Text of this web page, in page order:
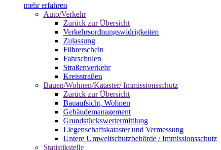
mehr erfahren
Auto/Verkehr
Zurück zur Übersicht
Verkehrsordnungswidrigkeiten
Zulassung
Führerschein
Fahrschulen
Straßenverkehr
Kreisstraßen
Bauen/Wohnen/Kataster/ Immissionsschutz
Zurück zur Übersicht
Bauaufsicht, Wohnen
Gebäudemanagement
Grundstückswertermittlung
Liegenschaftskataster und Vermessung
Untere Umweltschutzbehörde / Immissionsschutz
Statistikstelle